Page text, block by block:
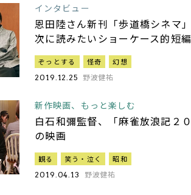
インタビュー
恩田陸さん新刊「歩道橋シネマ
次に読みたいショーケース的短
ぞっとする 怪奇 幻想
2019.12.25 野波健祐
新作映画、もっと楽しむ
白石和彌監督、「麻雀放浪記
の映画
観る 笑う・泣く 昭和
2019.04.13 野波健祐